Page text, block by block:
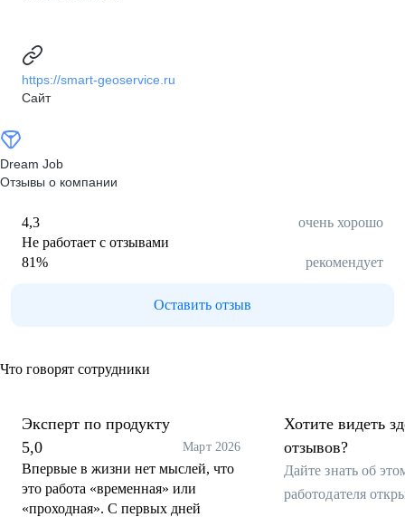
https://smart-geoservice.ru
Сайт
Dream Job
Отзывы о компании
4,3
очень хорошо
Не работает с отзывами
81% рекомендует
Оставить отзыв
Что говорят сотрудники
Эксперт по продукту
5,0
Март 2026
Впервые в жизни нет мыслей, что
это работа «временная» или
«проходная». С первых дней
Хотите видеть
отзывов?
Дайте знать об
работодателя